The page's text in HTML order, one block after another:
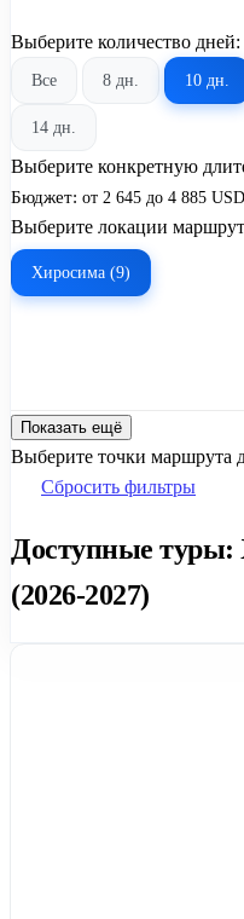
Выберите количество дней:
Все 8 дн. 10 дн.
14 дн.
Выберите конкретную
Бюджет: от 2 645 до 4 885 USD
Выберите локации
Хиросима (9)
Показать ещё
Выберите точки маршрута
Сбросить фильтры
Доступные туры:
(2026-2027)